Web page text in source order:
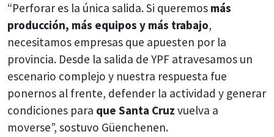
“Perforar es la única salida. Si queremos más
producción, más equipos y más trabajo,
necesitamos empresas que apuesten por la
provincia. Desde la salida de YPF atravesamos un
escenario complejo y nuestra respuesta fue
ponernos al frente, defender la actividad y generar
condiciones para que Santa Cruz vuelva a
moverse”, sostuvo Güenchenen.